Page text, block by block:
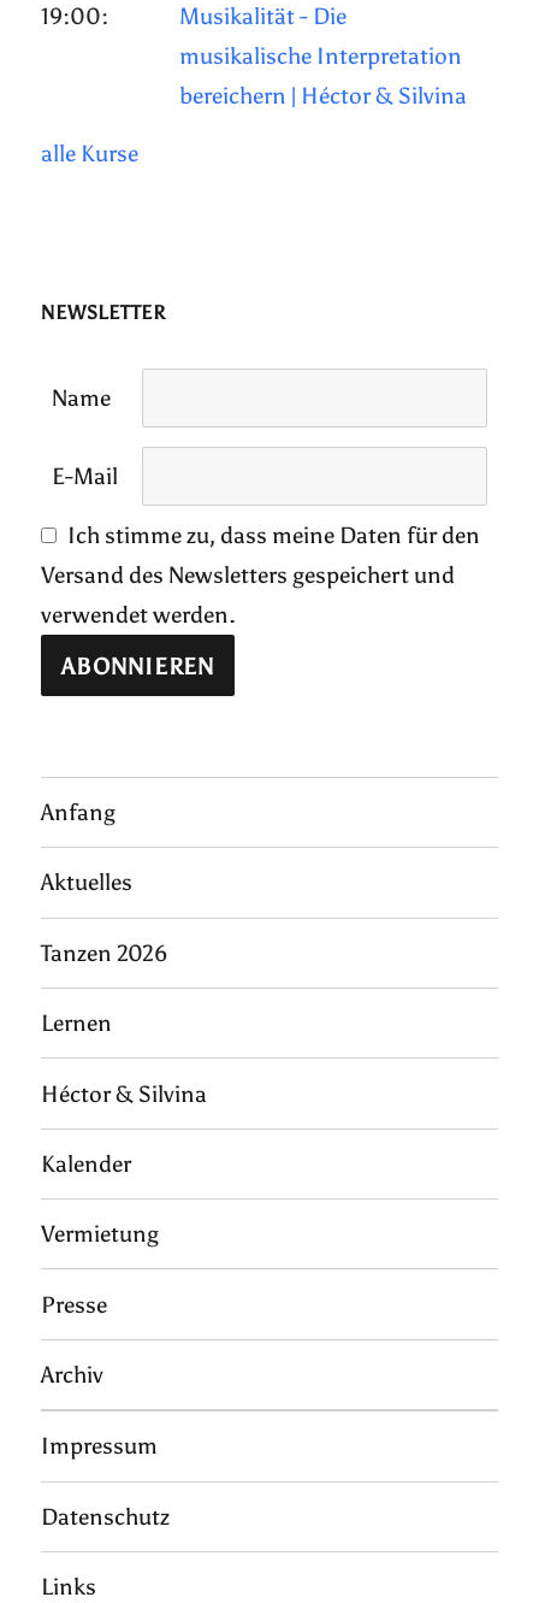
19:00:
Musikalität - Die
musikalische Interpretation
bereichern | Héctor & Silvina
alle Kurse
NEWSLETTER
Name
E-Mail
Ich stimme zu, dass meine Daten für den
Versand des Newsletters gespeichert und
verwendet werden.
Anfang
Aktuelles
Tanzen 2026
Lernen
Héctor & Silvina
Kalender
Vermietung
Presse
Archiv
Impressum
Datenschutz
Links